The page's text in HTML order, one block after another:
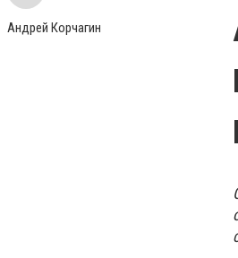
Андрей Корчагин